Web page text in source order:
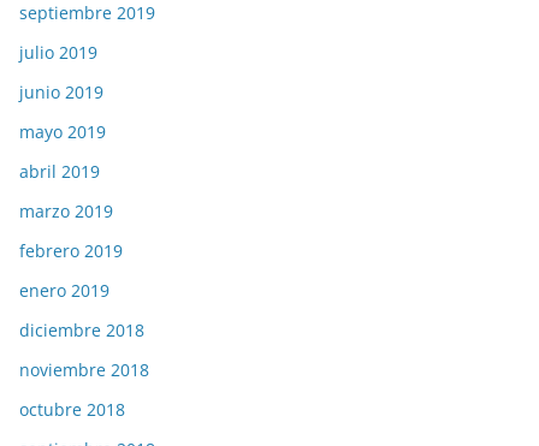
septiembre 2019
julio 2019
junio 2019
mayo 2019
abril 2019
marzo 2019
febrero 2019
enero 2019
diciembre 2018
noviembre 2018
octubre 2018